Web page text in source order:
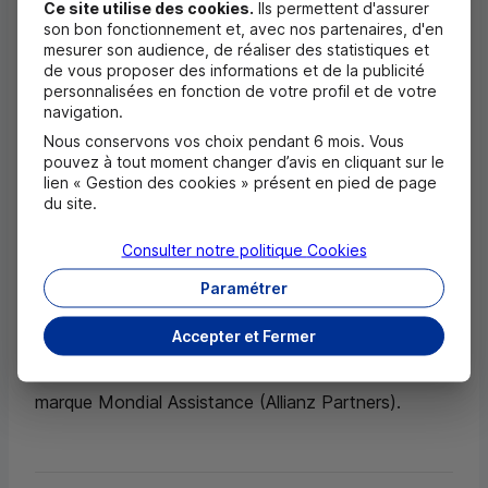
combinée à ces perspectives de croissance lui
permettra de renforcer l’assurabilité (y compris en
cas de sinistralité forte) et d’accélérer le rythme
d’investissement dans des solutions toujours plus
innovantes et performantes, au service de ses
clients et de ses réseaux de distribution.
Ce partenariat viendra ainsi élargir et renforcer la
coopération entre les Assurances du Crédit Mutuel
et Allianz, partenaires depuis plus de 30 ans,
marque Mondial Assistance (Allianz Partners).
Ce site utilise des cookies. Ils permettent d'assurer
son bon fonctionnement et, avec nos partenaires, d'en
mesurer son audience, de réaliser des statistiques et
de vous proposer des informations et de la publicité
personnalisées en fonction de votre profil et de votre
navigation.
Nous conservons vos choix pendant 6 mois. Vous
pouvez à tout moment changer d’avis en cliquant sur le
lien « Gestion des cookies » présent en pied de page
du site.
Accepter et Fermer
Paramétrer
Consulter notre politique Cookies